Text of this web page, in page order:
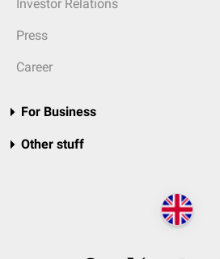
Investor Relations
Press
Career
For Business
Other stuff